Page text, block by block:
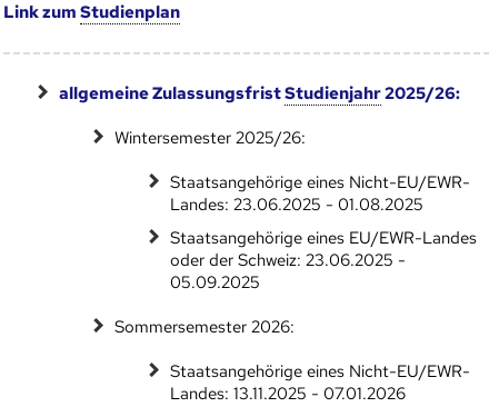
Link zum Studien­plan
allgemeine ZulassungsfristStudienjahr2025/26:
Wintersemester 2025/26:
Staatsangehörige eines Nicht-EU/EWR-
Landes: 23.06.2025 - 01.08.2025
Staatsangehörige eines EU/EWR-Landes
oder der Schweiz: 23.06.2025 -
05.09.2025
Sommersemester 2026:
Staatsangehörige eines Nicht-EU/EWR-
Landes: 13.11.2025 - 07.01.2026